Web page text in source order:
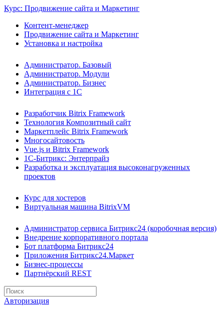
Курс: Продвижение сайта и Маркетинг
Контент-менеджер
Продвижение сайта и Маркетинг
Установка и настройка
Администратор. Базовый
Администратор. Модули
Администратор. Бизнес
Интеграция с 1С
Разработчик Bitrix Framework
Технология Композитный сайт
Маркетплейс Bitrix Framework
Многосайтовость
Vue.js и Bitrix Framework
1С-Битрикс: Энтерпрайз
Разработка и эксплуатация высоконагруженных
проектов
Курс для хостеров
Виртуальная машина BitrixVM
Администратор сервиса Битрикс24 (коробочная версия)
Внедрение корпоративного портала
Бот платформа Битрикс24
Приложения Битрикс24.Маркет
Бизнес-процессы
Партнёрский REST
Авторизация